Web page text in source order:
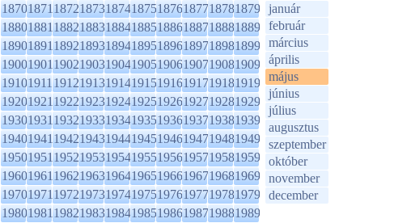
1870187118721873187418751876187718781879
1880188118821883188418851886188718881889
1890189118921893189418951896189718981899
1900190119021903190419051906190719081909
1910191119121913191419151916191719181919
1920192119221923192419251926192719281929
1930193119321933193419351936193719381939
1940194119421943194419451946194719481949
1950195119521953195419551956195719581959
1960196119621963196419651966196719681969
1970197119721973197419751976197719781979
1980198119821983198419851986198719881989
január
február
március
április
május
június
július
augusztus
szeptember
október
november
december